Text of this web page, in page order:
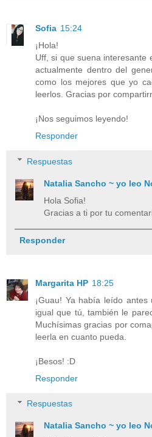
Sofia 15:24
¡Hola!
Uff, si que suena interesante
actualmente dentro del
como los mejores que yo
leerlos. Gracias por
¡Nos seguimos leyendo!
Responder
Respuestas
Natalia Sancho ~ yo leo
Hola Sofia!
Gracias a ti por tu
Responder
Margarita HP 18:25
¡Guau! Ya había leído
igual que tú, también le
Muchísimas gracias por
leerla en cuanto pueda.
¡Besos! :D
Responder
Respuestas
Natalia Sancho ~ yo leo